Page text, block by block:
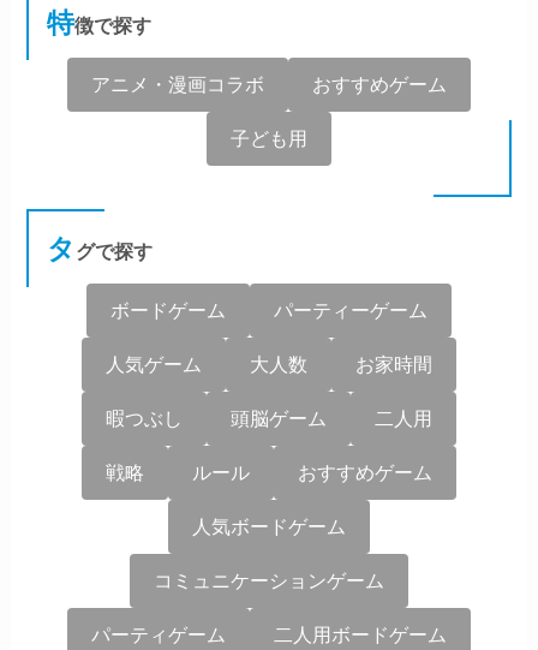
特徴で探す
アニメ・漫画コラボ おすすめゲーム
子ども用
タ グで探す
ボードゲーム パーティーゲーム
人気ゲーム 大人数 お家時間
暇つぶし 頭脳ゲーム 二人用
戦略 ルール おすすめゲーム
人気ボードゲーム
コミュニケーションゲーム
パーティゲーム 二人用ボードゲーム